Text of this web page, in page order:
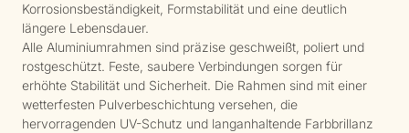
Korrosionsbeständigkeit, Formstabilität und eine deutlich
längere Lebensdauer.
Alle Aluminiumrahmen sind präzise geschweißt, poliert und
rostgeschützt. Feste, saubere Verbindungen sorgen für
erhöhte Stabilität und Sicherheit. Die Rahmen sind mit einer
wetterfesten Pulverbeschichtung versehen, die
hervorragenden UV-Schutz und langanhaltende Farbbrillanz